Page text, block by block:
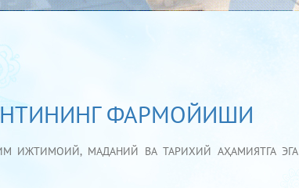
ФАРМОЙИШИ
ИЖТИМОИЙ, МАДАНИЙ ВА ТАРИХИЙ АҲАМИЯТГА ЭГА